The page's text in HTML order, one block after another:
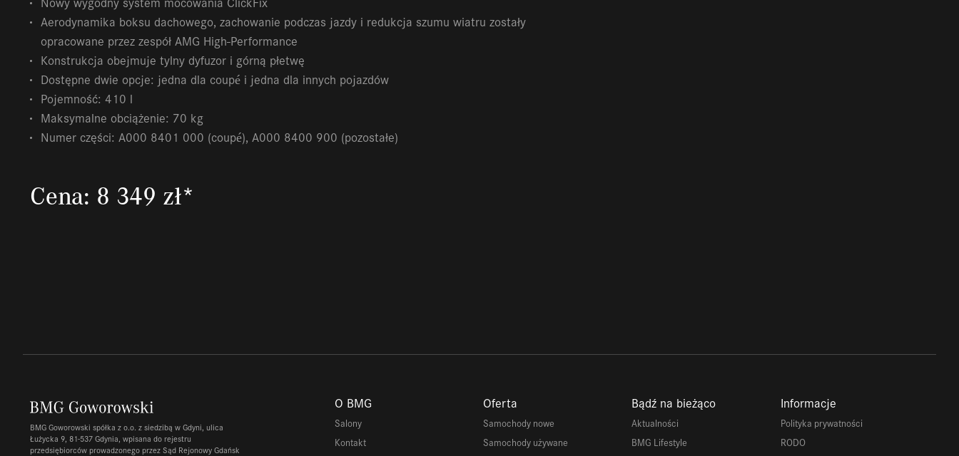
Aerodynamika boksu dachowego, zachowanie podczas jazdy i redukcja szumu wiatru zostały
opracowane przez zespół AMG High-Performance
Konstrukcja obejmuje tylny dyfuzor i górną płetwę
Dostępne dwie opcje: jedna dla coupé i jedna dla innych pojazdów
Pojemność: 410 l
Maksymalne obciążenie: 70 kg
Numer części: A000 8401 000 (coupé), A000 8400 900 (pozostałe)
Cena: 8 349 zł*
BMG Goworowski spółka z o.o. z siedzibą w Gdyni, ulica
Łużycka 9, 81-537 Gdynia, wpisana do rejestru
przedsiębiorców prowadzonego przez Sąd Rejonowy Gdańsk
O BMG
Salony
Kontakt
Oferta
Samochody nowe
Samochody używane
Bądź na bieżąco
Aktualności
BMG Lifestyle
Informacje
Polityka prywatności
RODO